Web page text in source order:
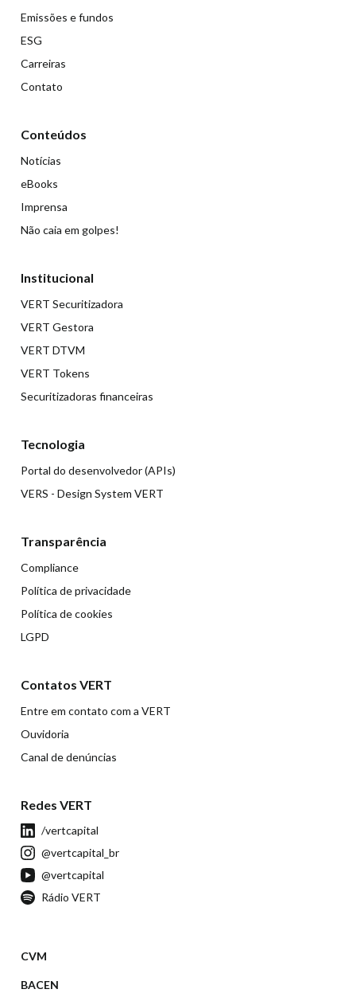
Emissões e fundos
ESG
Carreiras
Contato
Conteúdos
Notícias
eBooks
Imprensa
Não caia em golpes!
Institucional
VERT Securitizadora
VERT Gestora
VERT DTVM
VERT Tokens
Securitizadoras financeiras
Tecnologia
Portal do desenvolvedor (APIs)
VERS - Design System VERT
Transparência
Compliance
Política de privacidade
Política de cookies
LGPD
Contatos VERT
Entre em contato com a VERT
Ouvidoria
Canal de denúncias
Redes VERT
/vertcapital
@vertcapital_br
@vertcapital
Rádio VERT
CVM
BACEN